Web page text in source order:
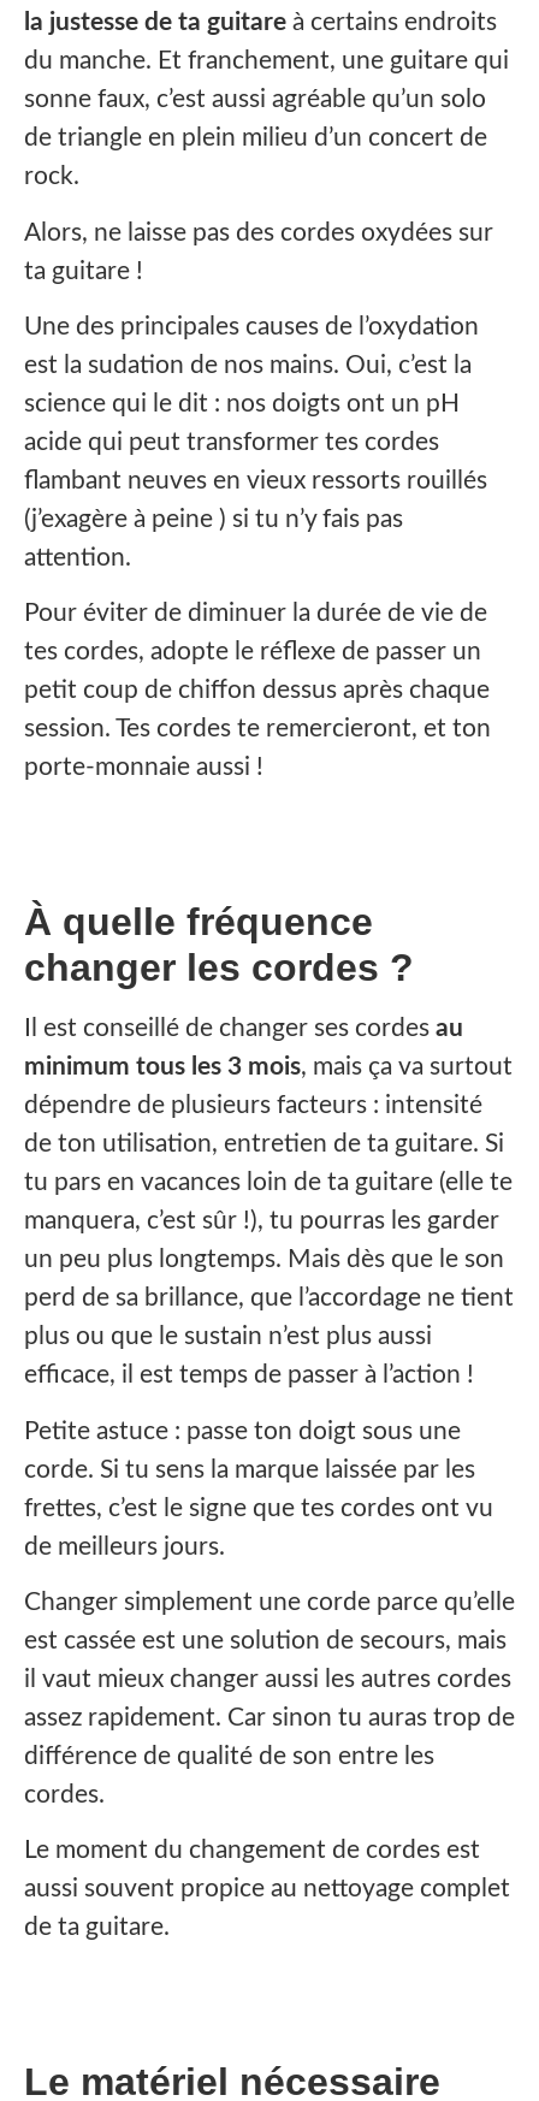
la justesse de ta guitare à certains endroits
du manche. Et franchement, une guitare qui
sonne faux, c’est aussi agréable qu’un solo
de triangle en plein milieu d’un concert de
rock.
Alors, ne laisse pas des cordes oxydées sur
ta guitare !
Une des principales causes de l’oxydation
est la sudation de nos mains. Oui, c’est la
science qui le dit : nos doigts ont un pH
acide qui peut transformer tes cordes
flambant neuves en vieux ressorts rouillés
(j’exagère à peine ) si tu n’y fais pas
attention.
Pour éviter de diminuer la durée de vie de
tes cordes, adopte le réflexe de passer un
petit coup de chiffon dessus après chaque
session. Tes cordes te remercieront, et ton
porte-monnaie aussi !
À quelle fréquence
changer les cordes ?
‍Il est conseillé de changer ses cordes au
minimum tous les 3 mois, mais ça va surtout
dépendre de plusieurs facteurs : intensité
de ton utilisation, entretien de ta guitare. Si
tu pars en vacances loin de ta guitare (elle te
manquera, c’est sûr !), tu pourras les garder
un peu plus longtemps. Mais dès que le son
perd de sa brillance, que l’accordage ne tient
plus ou que le sustain n’est plus aussi
efficace, il est temps de passer à l’action !
Petite astuce : passe ton doigt sous une
corde. Si tu sens la marque laissée par les
frettes, c’est le signe que tes cordes ont vu
de meilleurs jours.
‍Changer simplement une corde parce qu’elle
est cassée est une solution de secours, mais
il vaut mieux changer aussi les autres cordes
assez rapidement. Car sinon tu auras trop de
différence de qualité de son entre les
cordes.
Le moment du changement de cordes est
aussi souvent propice au nettoyage complet
de ta guitare.
Le matériel nécessaire